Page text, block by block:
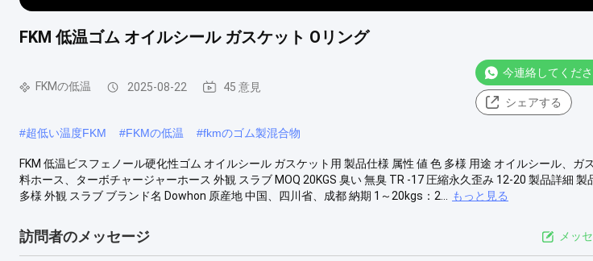
FKM 低温ゴム オイルシール ガスケット Oリング
FKMの低温 2025-08-22 45 意見
今連絡してくだ
シェアする
#超低い温度FKM #FKMの低温 #fkmのゴム製混合物
FKM 低温ビスフェノール硬化性ゴム オイルシール ガスケット用 製品仕様 属性 値 色 多様 用途 オイルシール、ガ
料ホース、ターボチャージャーホース 外観 スラブ MOQ 20KGS 臭い 無臭 TR -17 圧縮永久歪み 12-20 製品詳細 製
多様 外観 スラブ ブランド名 Dowhon 原産地 中国、四川省、成都 納期 1～20kgs：2...
もっと見る
訪問者のメッセージ メッ